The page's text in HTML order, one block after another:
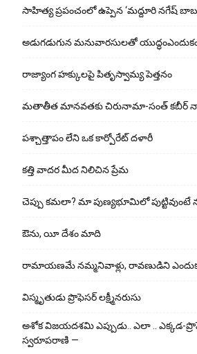
సాహిత్య ప్రపంచంలో ఉప్పెన ‘మద్దూరి నగేష్
అడుగ‌డుగున మ‌నువార‌సుల‌తో
రాజ్యాంగ హక్కులపై పితృస్వామ్య పెత్తనం
మతాతీత మానవతకు చిరునామా-సంత్ కబీర్
పశ్చాత్తాపం లేని ఒక కార్పోరేట్ దళారీ
కత్తి వాదర మీద నిలిచిన ప్రేమ
చెప్పు క‌మ‌లా? మా పుణ్యభూమిలో పుట్టివుంటే
ఔను, యీ దేశం మాది
రామాయణమే నమ్మనివాళ్లు, రావణుడిని ఎందుకు
విస్మృతుడు ప్రొఫెసర్ లక్ష్మీనరుసు
అశోక విజ‌య‌ద‌శ‌మి ఎప్పుడు.. ఎలా .. ఎక్క‌డ‌-
స్వరూపరాణి —